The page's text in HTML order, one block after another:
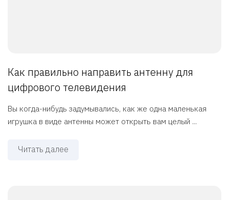
Как правильно направить антенну для
цифрового телевидения
Вы когда-нибудь задумывались, как же одна маленькая
игрушка в виде антенны может открыть вам целый ...
Читать далее